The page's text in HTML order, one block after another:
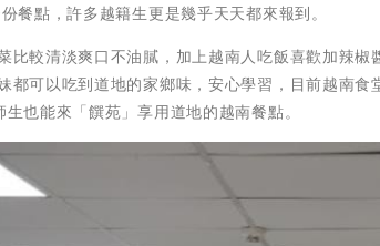
餐點，許多越籍生更是幾乎天天都來報到。
比較清淡爽口不油膩，加上越南人吃飯喜歡加辣
都可以吃到道地的家鄉味，安心學習，目前越南
也能來「饌苑」享用道地的越南餐點。